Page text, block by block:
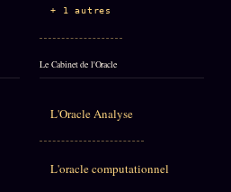
+ 1 autres
Le Cabinet de l'Oracle
L'Oracle Analyse
L'oracle computationnel